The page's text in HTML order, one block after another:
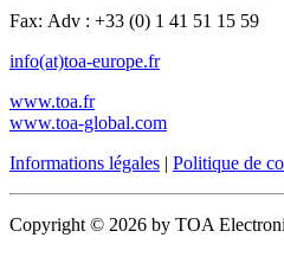
Fax: Adv : +33 (0) 1 41 51 15 59
info(at)toa-europe.fr
www.toa.fr
www.toa-global.com
Informations légales | Politique de
Copyright © 2026 by TOA